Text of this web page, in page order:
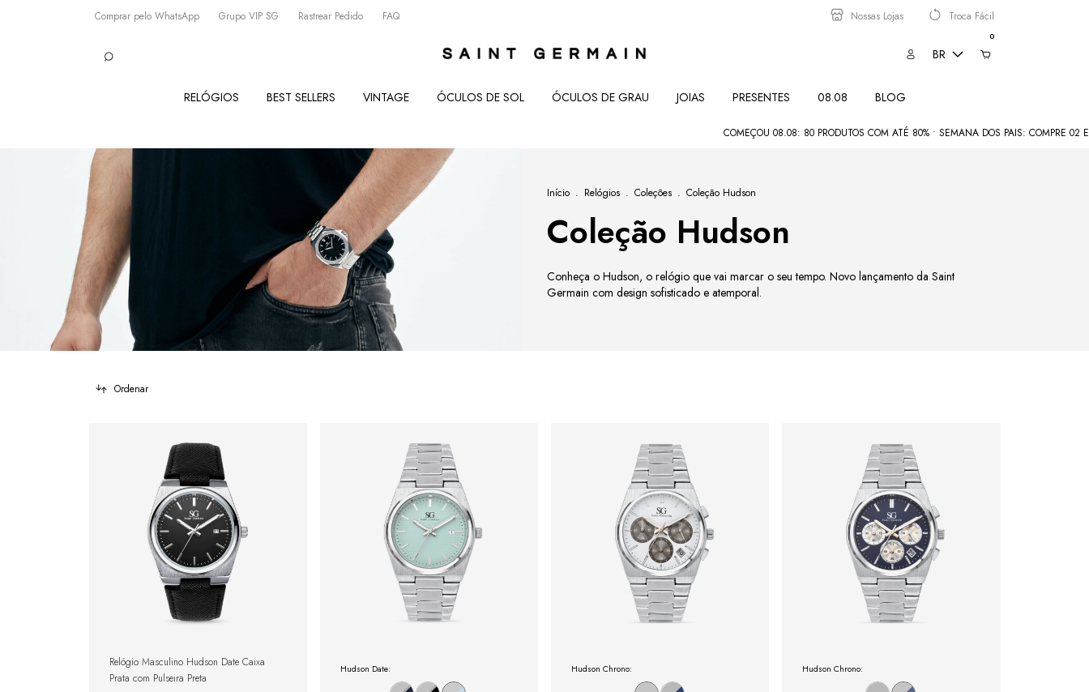
Comprar pelo WhatsApp Grupo VIP SG Rastrear Pedido FAQ Nossas Lojas Troca Fácil
BR
0
RELÓGIOS BEST SELLERS VINTAGE ÓCULOS DE SOL ÓCULOS DE GRAU JOIAS PRESENTES 08.08 BLOG
COMEÇOU 08.08: 80 PRODUTOS COM ATÉ 80% • SEMANA DOS PAIS: COMPRE 02 E PAGUE
Início . Relógios . Coleções . Coleção Hudson
Coleção Hudson
Conheça o Hudson, o relógio que vai marcar o seu tempo. Novo lançamento da Saint
Germain com design sofisticado e atemporal.
Ordenar
Relógio Masculino Hudson Date Caixa
Prata com Pulseira Preta
Hudson Date: Hudson Chrono: Hudson Chrono: